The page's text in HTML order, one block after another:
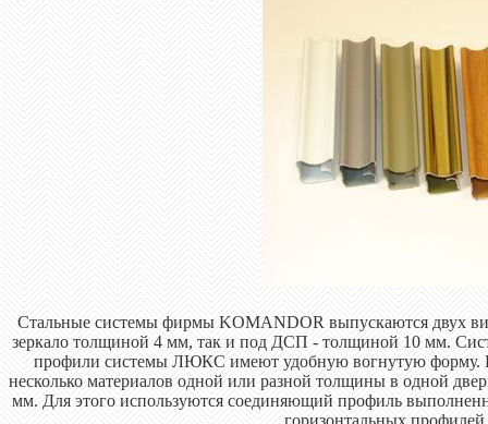
Стальные системы фирмы KOMANDOR выпускаются двух
зеркало толщиной 4 мм, так и под ДСП - толщиной 10 мм.
профили системы ЛЮКС имеют удобную вогнутую форму.
несколько материалов одной или разной толщины в одной
мм. Для этого используются соединяющий профиль
горизонтальных